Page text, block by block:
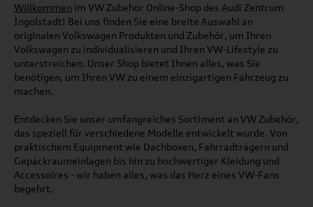
Willkommen im VW Zubehör Online-Shop des Audi Zentrum
Ingolstadt! Bei uns finden Sie eine breite Auswahl an
originalen Volkswagen Produkten und Zubehör, um Ihren
Volkswagen zu individualisieren und Ihren VW-Lifestyle zu
unterstreichen. Unser Shop bietet Ihnen alles, was Sie
benötigen, um Ihren VW zu einem einzigartigen Fahrzeug zu
machen.
Entdecken Sie unser umfangreiches Sortiment an VW Zubehör,
das speziell für verschiedene Modelle entwickelt wurde. Von
praktischem Equipment wie Dachboxen, Fahrradträgern und
Gepäckraumeinlagen bis hin zu hochwertiger Kleidung und
Accessoires - wir haben alles, was das Herz eines VW-Fans
begehrt.